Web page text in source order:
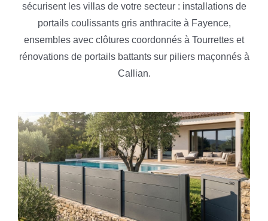
sécurisent les villas de votre secteur : installations de
portails coulissants gris anthracite à Fayence,
ensembles avec clôtures coordonnés à Tourrettes et
rénovations de portails battants sur piliers maçonnés à
Callian.